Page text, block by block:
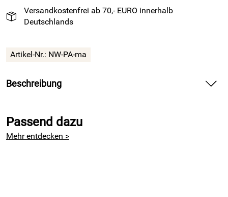
Versandkostenfrei ab 70,- EURO innerhalb
Deutschlands
Artikel-Nr.: NW-PA-ma
Beschreibung
Mit diesemschönen Nadelmaß aus stabilem Kunststoff
können die Stärken der Strick- und Häkelnadeln schnell und
Passend dazu
Mehr entdecken >